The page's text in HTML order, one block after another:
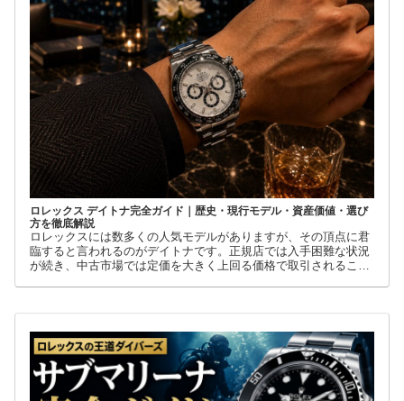
ロレックス デイトナ完全ガイド｜歴史・現行モデル・資産価値・選び
方を徹底解説
ロレックスには数多くの人気モデルがありますが、その頂点に君
臨すると言われるのがデイトナです。正規店では入手困難な状況
が続き、中古市場では定価を大きく上回る価格で取引されること